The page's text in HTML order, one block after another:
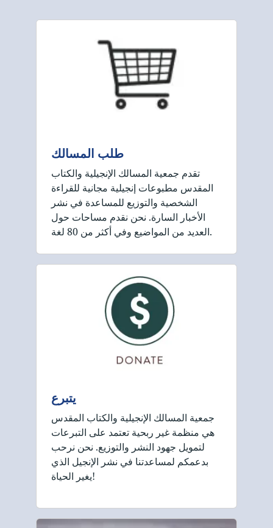
طلب المسالك
تقدم جمعية المسالك الإنجيلية والكتاب
المقدس مطبوعات إنجيلية مجانية للقراءة
الشخصية والتوزيع للمساعدة في نشر
الأخبار السارة. نحن نقدم مساحات حول
العديد من المواضيع وفي أكثر من 80 لغة.
يتبرع
جمعية المسالك الإنجيلية والكتاب المقدس
هي منظمة غير ربحية تعتمد على التبرعات
لتمويل جهود النشر والتوزيع. نحن نرحب
بدعمكم لمساعدتنا في نشر الإنجيل الذي
يغير الحياة!